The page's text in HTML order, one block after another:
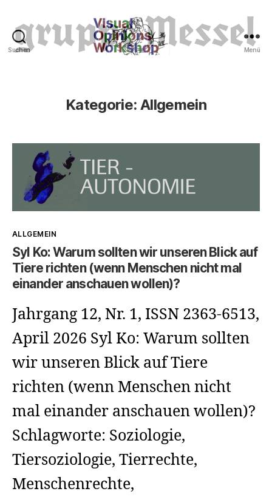
Suchen Menü
Kategorie: Allgemein
Kategorien
ALLGEMEIN
Syl Ko: Warum sollten wir unseren Blick auf
Tiere richten (wenn Menschen nicht mal
einander anschauen wollen)?
Jahrgang 12, Nr. 1, ISSN 2363-6513,
April 2026 Syl Ko: Warum sollten
wir unseren Blick auf Tiere
richten (wenn Menschen nicht
mal einander anschauen wollen)?
Schlagworte: Soziologie,
Tiersoziologie, Tierrechte,
Menschenrechte,